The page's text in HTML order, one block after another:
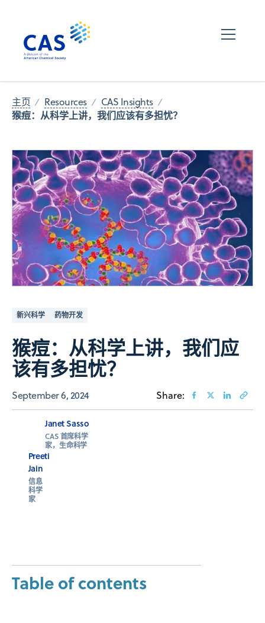
主页 Resources CAS Insights
猴痘：从科学上讲，我们应该有多担忧？
新兴科学 药物开发
猴痘：从科学上讲，我们应
该有多担忧？
September 6, 2024 Share:
Janet Sasso
CAS 首席科学
家，生命科学
Preeti
Jain
信息
科学
家
Table of contents